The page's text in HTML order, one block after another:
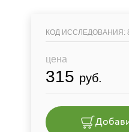
КОД ИССЛЕДОВАНИЯ:
цена
315 руб.